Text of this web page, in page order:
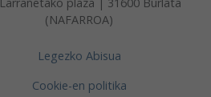
(NAFARROA)
Legezko Abisua
Cookie-en politika